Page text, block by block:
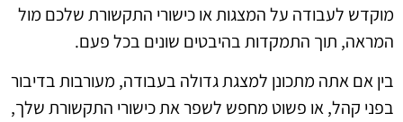
מוקדש לעבודה על המצגות או כישורי התקשורת שלכם מול
המראה, תוך התמקדות בהיבטים שונים בכל פעם.
בין אם אתה מתכונן למצגת גדולה בעבודה, מעורבות בדיבור
בפני קהל, או פשוט מחפש לשפר את כישורי התקשורת שלך,